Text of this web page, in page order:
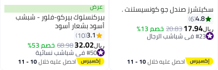
سكيتشرز صندل جو كونسيستنت .
4.8
6
ريال17.94
20.83خصم 13%
#23 في شباشب الرجال
احصل عليه خلال 10 - 11
عرض
بيركنستوك بيركو-فلور - شبشب
أسود بشعار أسود
3.1
10
ريال32.02
68.98خصم 53%
#50 في شباشب نسائية
#50 في شباشب نسائية احصل عليه خلال 10 - 11